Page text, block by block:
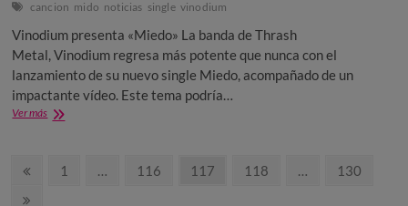
cancion mido noticias single vinodium
Vinodium presenta «Miedo» La banda de Thrash
Metal, Vinodium regresa más potente que nunca con el
lanzamiento de su nuevo single Miedo, acompañado de un
impactante vídeo. Este tema podría…
Ver másVinodium
Paginación
de
PáginaPágina
1 … Página
116 Página
117 Página
118 … Página
130